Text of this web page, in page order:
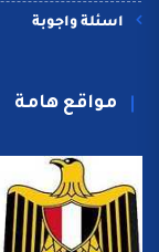
اسئلة واجوبة
مواقع هامة